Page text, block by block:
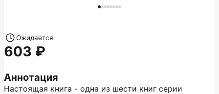
Аннотация
Настоящая книга - одна из шести книг серии
Ожидается
603